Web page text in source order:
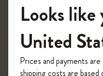
モレスキン
「WELCOME10」
Looks like
United
Prices and payments
shipping costs are